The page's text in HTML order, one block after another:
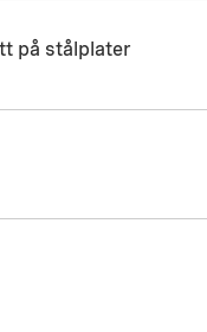
på stålplater